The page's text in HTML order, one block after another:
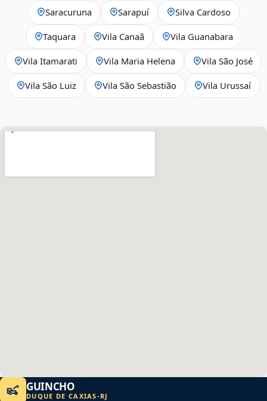
Saracuruna Sarapuí Silva Cardoso
Taquara Vila Canaã Vila Guanabara
Vila Itamarati Vila Maria Helena Vila São José
Vila São Luiz Vila São Sebastião Vila Urussaí
GUINCHO
DUQUE DE CAXIAS-RJ